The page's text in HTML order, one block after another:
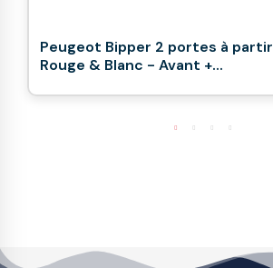
Peugeot Bipper 2 portes à
Rouge & Blanc - Avant +...